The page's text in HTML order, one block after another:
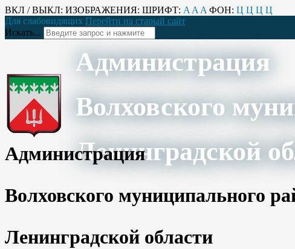
ВКЛ / ВЫКЛ: ИЗОБРАЖЕНИЯ: ШРИФТ: A A A ФОН: Ц Ц Ц Ц
Для слабовидящих Перейти на старый сайт
Искать...
Администрация
Волховского
Ленинградской
Администрация
Волховского муниципального
Ленинградской области